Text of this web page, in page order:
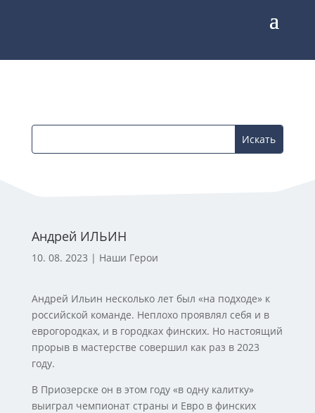
Андрей ИЛЬИН
10. 08. 2023 | Наши Герои
Андрей Ильин несколько лет был «на подходе» к
российской команде. Неплохо проявлял себя и в
еврогородках, и в городках финских. Но настоящий
прорыв в мастерстве совершил как раз в 2023
году.
В Приозерске он в этом году «в одну калитку»
выиграл чемпионат страны и Евро в финских